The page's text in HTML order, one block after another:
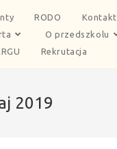
RODO
Kontakt
O przedszkolu
Rekrutacja
2019